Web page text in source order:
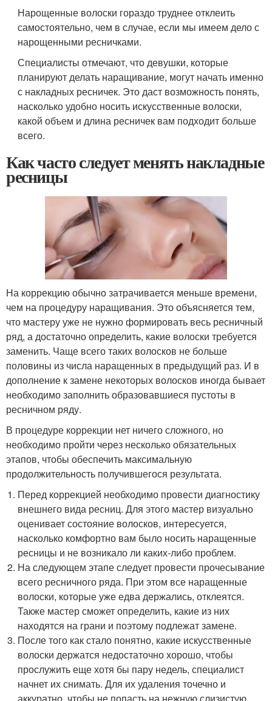
Нарощенные волоски гораздо труднее отклеить
самостоятельно, чем в случае, если мы имеем дело с
нарощенными ресничками.
Специалисты отмечают, что девушки, которые
планируют делать наращивание, могут начать именно
с накладных ресничек. Это даст возможность понять,
насколько удобно носить искусственные волоски,
какой объем и длина ресничек вам подходит больше
всего.
Как часто следует менять накладные
ресницы
На коррекцию обычно затрачивается меньше времени,
чем на процедуру наращивания. Это объясняется тем,
что мастеру уже не нужно формировать весь ресничный
ряд, а достаточно определить, какие волоски требуется
заменить. Чаще всего таких волосков не больше
половины из числа наращенных в предыдущий раз. И в
дополнение к замене некоторых волосков иногда бывает
необходимо заполнить образовавшиеся пустоты в
ресничном ряду.
В процедуре коррекции нет ничего сложного, но
необходимо пройти через несколько обязательных
этапов, чтобы обеспечить максимальную
продолжительность получившегося результата.
Перед коррекцией необходимо провести диагностику
внешнего вида ресниц. Для этого мастер визуально
оценивает состояние волосков, интересуется,
насколько комфортно вам было носить наращенные
ресницы и не возникало ли каких-либо проблем.
На следующем этапе следует провести прочесывание
всего ресничного ряда. При этом все наращенные
волоски, которые уже едва держались, отклеятся.
Также мастер сможет определить, какие из них
находятся на грани и поэтому подлежат замене.
После того как стало понятно, какие искусственные
волоски держатся недостаточно хорошо, чтобы
прослужить еще хотя бы пару недель, специалист
начнет их снимать. Для их удаления точечно и
аккуратно, чтобы не попасть на нежную слизистую